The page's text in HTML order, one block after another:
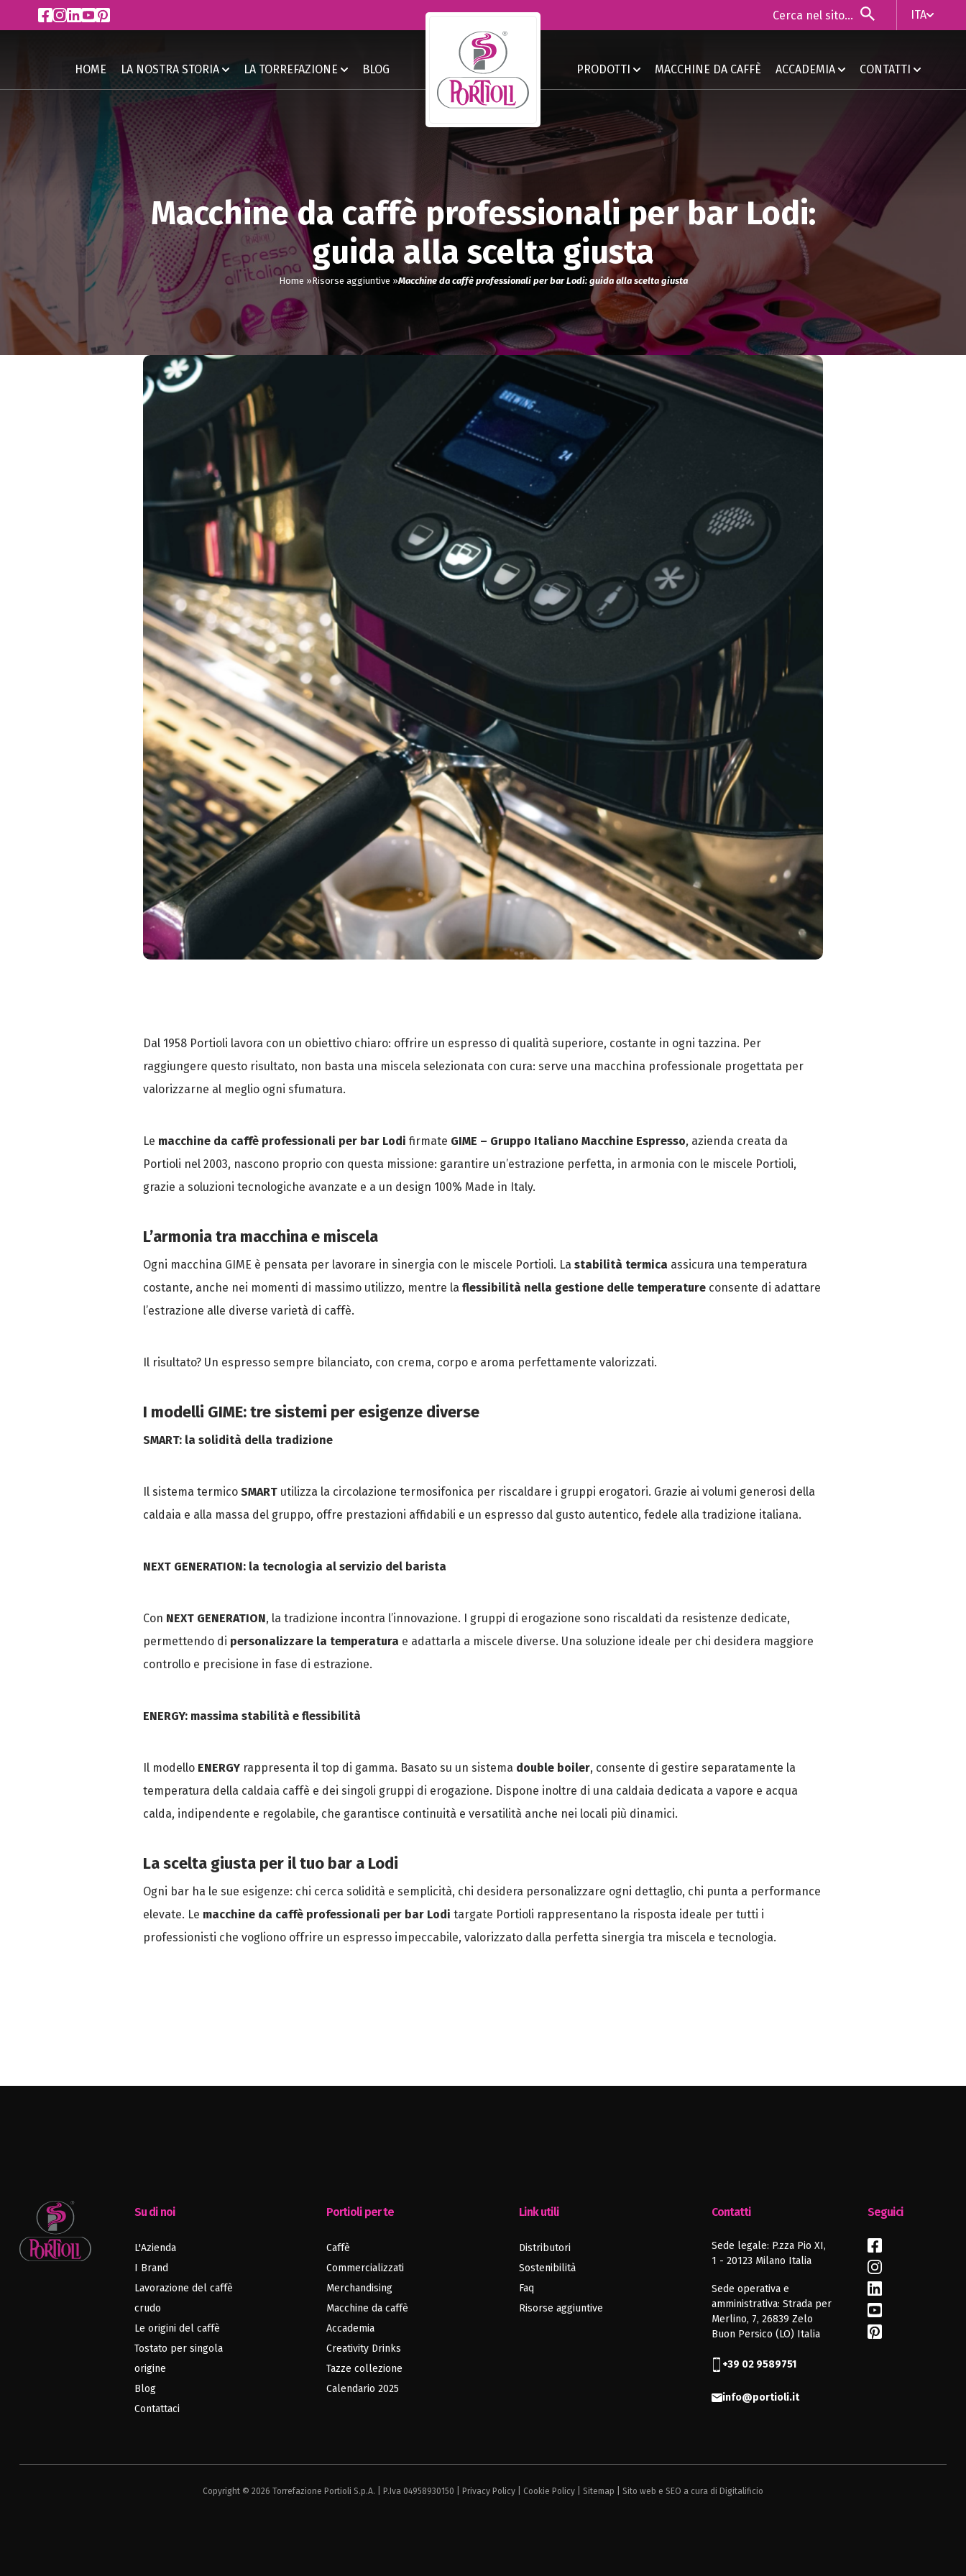
ITA
ENG
HOME LA NOSTRA STORIA LA TORREFAZIONE BLOG PRODOTTI MACCHINE DA CAFFÈ ACCADEMIA CONTATTI
Macchine da caffè professionali per bar Lodi:
guida alla scelta giusta
Home »Risorse aggiuntive »Macchine da caffè professionali per bar Lodi: guida alla scelta giusta
Dal 1958 Portioli lavora con un obiettivo chiaro: offrire un espresso di qualità superiore, costante in ogni tazzina. Per
raggiungere questo risultato, non basta una miscela selezionata con cura: serve una macchina professionale progettata per
valorizzarne al meglio ogni sfumatura.
Le macchine da caffè professionali per bar Lodi firmate GIME – Gruppo Italiano Macchine Espresso, azienda creata da
Portioli nel 2003, nascono proprio con questa missione: garantire un’estrazione perfetta, in armonia con le miscele Portioli,
grazie a soluzioni tecnologiche avanzate e a un design 100% Made in Italy.
L’armonia tra macchina e miscela
Ogni macchina GIME è pensata per lavorare in sinergia con le miscele Portioli. La stabilità termica assicura una temperatura
costante, anche nei momenti di massimo utilizzo, mentre la flessibilità nella gestione delle temperatureconsente di adattare
l’estrazione alle diverse varietà di caffè.
Il risultato? Un espresso sempre bilanciato, con crema, corpo e aroma perfettamente valorizzati.
I modelli GIME: tre sistemi per esigenze diverse
SMART: la solidità della tradizione
Il sistema termico SMARTutilizza la circolazione termosifonica per riscaldare i gruppi erogatori. Grazie ai volumi generosi della
caldaia e alla massa del gruppo, offre prestazioni affidabili e un espresso dal gusto autentico, fedele alla tradizione italiana.
NEXT GENERATION: la tecnologia al servizio del barista
Con NEXT GENERATION, la tradizione incontra l’innovazione. I gruppi di erogazione sono riscaldati da resistenze dedicate,
permettendo di personalizzare la temperatura e adattarla a miscele diverse. Una soluzione ideale per chi desidera maggiore
controllo e precisione in fase di estrazione.
ENERGY: massima stabilità e flessibilità
Il modello ENERGYrappresenta il top di gamma. Basato su un sistema double boiler, consente di gestire separatamente la
temperatura della caldaia caffè e dei singoli gruppi di erogazione. Dispone inoltre di una caldaia dedicata a vapore e acqua
calda, indipendente e regolabile, che garantisce continuità e versatilità anche nei locali più dinamici.
La scelta giusta per il tuo bar a Lodi
Ogni bar ha le sue esigenze: chi cerca solidità e semplicità, chi desidera personalizzare ogni dettaglio, chi punta a performance
elevate. Le macchine da caffè professionali per bar Lodi targate Portioli rappresentano la risposta ideale per tutti i
professionisti che vogliono offrire un espresso impeccabile, valorizzato dalla perfetta sinergia tra miscela e tecnologia.
Su di noi
L'Azienda
I Brand
Lavorazione del caffè
crudo
Le origini del caffè
Tostato per singola
origine
Blog
Contattaci
Portioli per te
Caffè
Commercializzati
Merchandising
Macchine da caffè
Accademia
Creativity Drinks
Tazze collezione
Calendario 2025
Link utili
Distributori
Sostenibilità
Faq
Risorse aggiuntive
Contatti
Sede legale: P.zza Pio XI,
1 - 20123 Milano Italia
Sede operativa e
amministrativa: Strada per
Merlino, 7, 26839 Zelo
Buon Persico (LO) Italia
+39 02 9589751
info@portioli.it
Seguici
Copyright © 2026 Torrefazione Portioli S.p.A. | P.Iva 04958930150 | Privacy Policy Cookie Policy Sitemap | Sito web e SEO a cura di Digitalificio